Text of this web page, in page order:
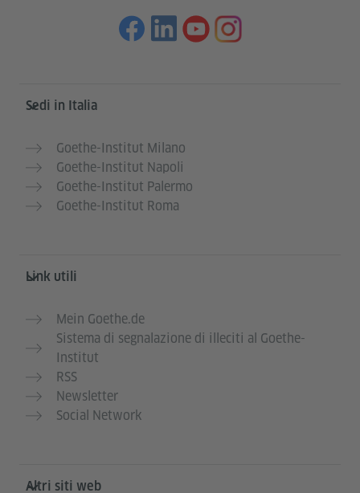
Service- und Informationsbereich
Sedi in Italia
Goethe-Institut Milano
Goethe-Institut Napoli
Goethe-Institut Palermo
Goethe-Institut Roma
Link utili
Mein Goethe.de
Sistema di segnalazione di illeciti al Goethe-
Institut
RSS
Newsletter
Social Network
Altri siti web